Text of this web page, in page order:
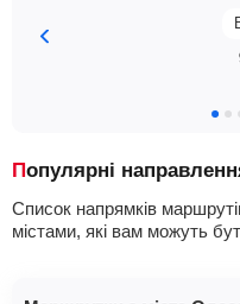
Популярні
Список напрямків
містами, які вам можуть